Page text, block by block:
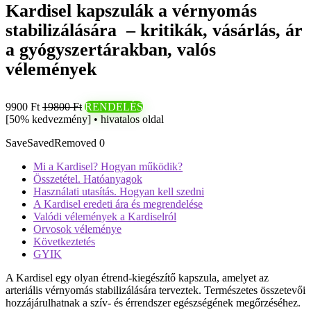
Kardisel kapszulák a vérnyomás
stabilizálására – kritikák, vásárlás, ár
a gyógyszertárakban, valós
vélemények
9900 Ft 19800 Ft RENDELÉS
[50% kedvezmény] • hivatalos oldal
SaveSavedRemoved 0
Mi a Kardisel? Hogyan működik?
Összetétel. Hatóanyagok
Használati utasítás. Hogyan kell szedni
A Kardisel eredeti ára és megrendelése
Valódi vélemények a Kardiselról
Orvosok véleménye
Következtetés
GYIK
A Kardisel egy olyan étrend-kiegészítő kapszula, amelyet az
arteriális vérnyomás stabilizálására terveztek. Természetes összetevői
hozzájárulhatnak a szív- és érrendszer egészségének megőrzéséhez.